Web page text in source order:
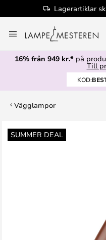
Lagerartiklar
till
innehållet
16% från 949 kr.* på
Till
KOD:
Vägglampor
SUMMER DEAL
Hoppa
till